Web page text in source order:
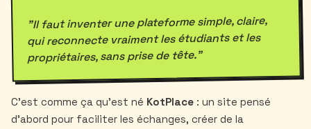
"Il faut inventer une plateforme simple, claire,
qui reconnecte vraiment les étudiants et les
propriétaires, sans prise de tête."
C'est comme ça qu'est né KotPlace : un site pensé
d'abord pour faciliter les échanges, créer de la